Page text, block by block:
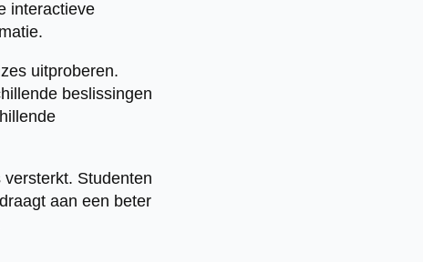
interactieve
uitproberen.
beslissingen
Studenten
aan een beter